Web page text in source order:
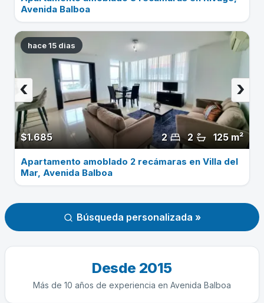
Avenida Balboa
hace 15 dias
$1.685 125 m²
2
2
›
‹
Apartamento amoblado 2 recámaras en Villa del
Mar, Avenida Balboa
Búsqueda personalizada »
Desde 2015
Más de 10 años de experiencia en Avenida Balboa